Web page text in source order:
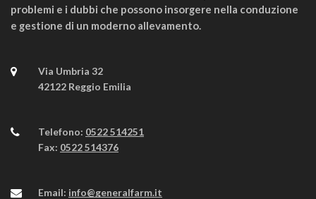
problemi e i dubbi che possono insorgere nella conduzione
e gestione di un moderno allevamento.
Via Umbria 32
42122 Reggio Emilia
Telefono: 0522 514251
Fax: 0522 514376
Email: info@generalfarm.it